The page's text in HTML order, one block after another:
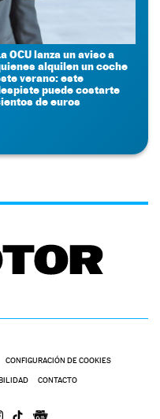
OCU lanza un aviso a
alquilen un coche
verano: este
puede costarte
de euros
CONFIGURACIÓN DE COOKIES
CONTACTO